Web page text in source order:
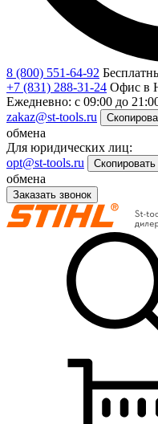
8 (800) 551-64-92
+7 (831) 288-31-24 Офис в
Ежедневно: с 09:00 до
zakaz@st-tools.ru
обмена
Для юридических лиц:
opt@st-tools.ru
Скопировать
обмена
Заказать звонок